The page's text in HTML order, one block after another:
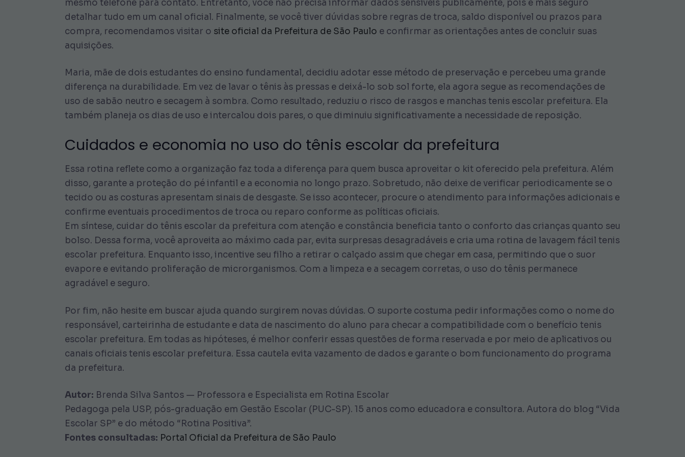
mesmo telefone para contato. Entretanto, você não precisa informar dados sensíveis publicamente, pois é mais seguro
detalhar tudo em um canal oficial. Finalmente, se você tiver dúvidas sobre regras de troca, saldo disponível ou prazos para
compra, recomendamos visitar o site oficial da Prefeitura de São Paulo e confirmar as orientações antes de concluir suas
aquisições.
Maria, mãe de dois estudantes do ensino fundamental, decidiu adotar esse método de preservação e percebeu uma grande
diferença na durabilidade. Em vez de lavar o tênis às pressas e deixá-lo sob sol forte, ela agora segue as recomendações de
uso de sabão neutro e secagem à sombra. Como resultado, reduziu o risco de rasgos e manchas tenis escolar prefeitura. Ela
também planeja os dias de uso e intercalou dois pares, o que diminuiu significativamente a necessidade de reposição.
Cuidados e economia no uso do tênis escolar da prefeitura
Essa rotina reflete como a organização faz toda a diferença para quem busca aproveitar o kit oferecido pela prefeitura. Além
disso, garante a proteção do pé infantil e a economia no longo prazo. Sobretudo, não deixe de verificar periodicamente se o
tecido ou as costuras apresentam sinais de desgaste. Se isso acontecer, procure o atendimento para informações adicionais e
confirme eventuais procedimentos de troca ou reparo conforme as políticas oficiais.
Em síntese, cuidar do tênis escolar da prefeitura com atenção e constância beneficia tanto o conforto das crianças quanto seu
bolso. Dessa forma, você aproveita ao máximo cada par, evita surpresas desagradáveis e cria uma rotina de lavagem fácil tenis
escolar prefeitura. Enquanto isso, incentive seu filho a retirar o calçado assim que chegar em casa, permitindo que o suor
evapore e evitando proliferação de microrganismos. Com a limpeza e a secagem corretas, o uso do tênis permanece
agradável e seguro.
Por fim, não hesite em buscar ajuda quando surgirem novas dúvidas. O suporte costuma pedir informações como o nome do
responsável, carteirinha de estudante e data de nascimento do aluno para checar a compatibilidade com o benefício tenis
escolar prefeitura. Em todas as hipóteses, é melhor conferir essas questões de forma reservada e por meio de aplicativos ou
canais oficiais tenis escolar prefeitura. Essa cautela evita vazamento de dados e garante o bom funcionamento do programa
da prefeitura.
Autor: Brenda Silva Santos — Professora e Especialista em Rotina Escolar
Pedagoga pela USP, pós-graduação em Gestão Escolar (PUC-SP). 15 anos como educadora e consultora. Autora do blog “Vida
Escolar SP” e do método “Rotina Positiva”.
Fontes consultadas: Portal Oficial da Prefeitura de São Paulo